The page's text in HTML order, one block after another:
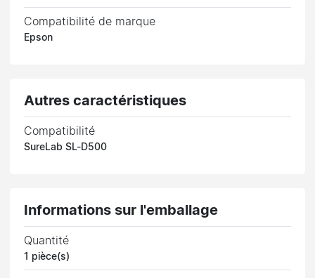
Compatibilité de marque
Epson
Autres caractéristiques
Compatibilité
SureLab SL-D500
Informations sur l'emballage
Quantité
1 pièce(s)